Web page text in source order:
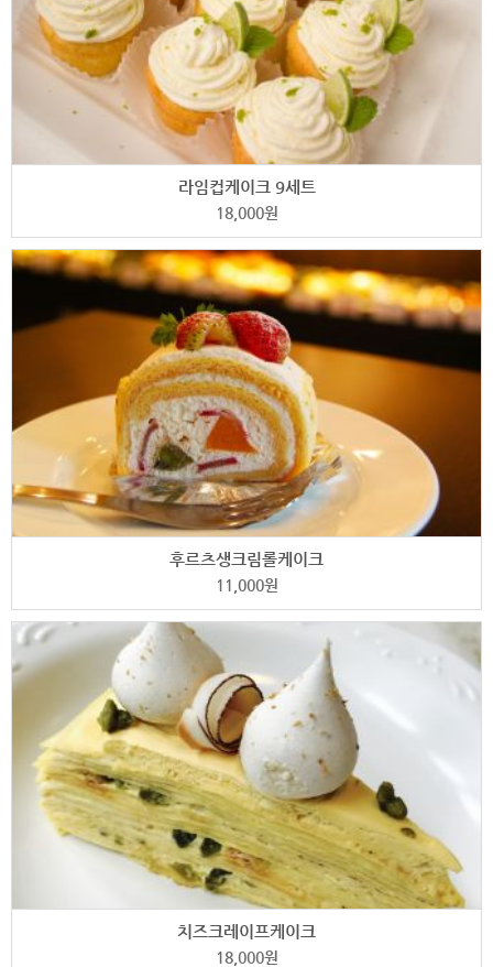
라임컵케이크 9세트
18,000원
후르츠생크림롤케이크
11,000원
치즈크레이프케이크
18,000원